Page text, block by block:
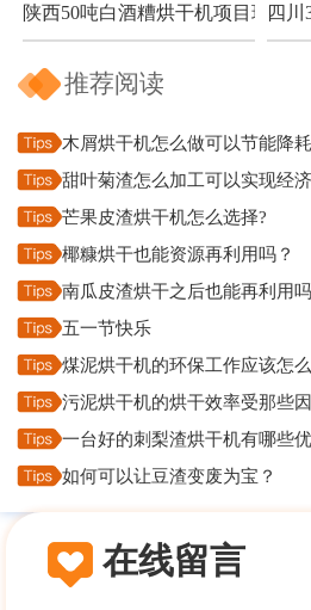
陕西50吨白酒糟烘干机项目现场
四
推荐阅读
木屑烘干机怎么做可以节能降耗
甜叶菊渣怎么加工可以实现经
芒果皮渣烘干机怎么选择?
椰糠烘干也能资源再利用吗？
南瓜皮渣烘干之后也能再利用吗
五一节快乐
煤泥烘干机的环保工作应该怎
污泥烘干机的烘干效率受那些
一台好的刺梨渣烘干机有哪些
如何可以让豆渣变废为宝？
在线留言